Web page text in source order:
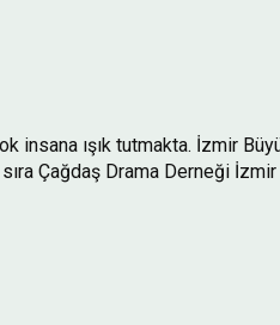
insana ışık tutmakta. İzmir
Çağdaş Drama Derneği İzmir